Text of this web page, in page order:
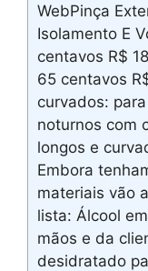
WebPinça
Isolamento E
centavos R$
65 centavos
curvados:
noturnos com
longos e
Embora
materiais vão
lista: Álcool
mãos e da
desidratado